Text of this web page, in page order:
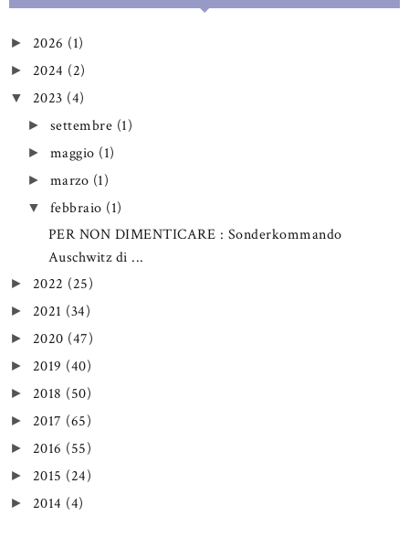
► 2026 (1)
► 2024 (2)
▼ 2023 (4)
► settembre (1)
► maggio (1)
► marzo (1)
▼ febbraio (1)
PER NON DIMENTICARE : Sonderkommando
Auschwitz di ...
► 2022 (25)
► 2021 (34)
► 2020 (47)
► 2019 (40)
► 2018 (50)
► 2017 (65)
► 2016 (55)
► 2015 (24)
► 2014 (4)